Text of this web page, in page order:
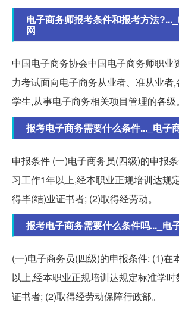
电子商务师报考条件和报考方法
网
中国电子商务协会中国电子商务师职业
力考试面向电子商务从业者、准从业者
学生,从事电子商务相关项目管理的各级。
报考电子商务需要什么条件..._电子
申报条件 (一)电子商务员(四级)的申报
习工作1年以上,经本职业正规培训达规
得毕(结)业证书者; (2)取得经劳动。
报考电子商务需要什么条件吗..._电
(一)电子商务员(四级)的申报条件: (1)在
以上,经本职业正规培训达规定标准学
证书者; (2)取得经劳动保障行政部。